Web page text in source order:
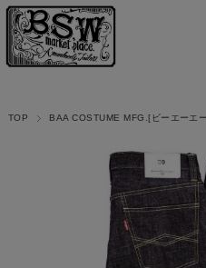
TOP BAA COSTUME MFG.[ビーエーエ